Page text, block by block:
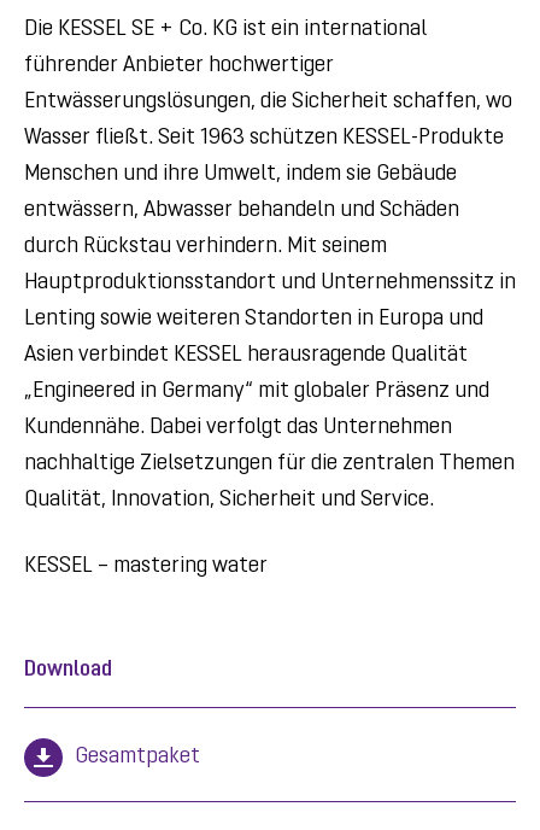
Die KESSEL SE + Co. KG ist ein international
führender Anbieter hochwertiger
Entwässerungslösungen, die Sicherheit schaffen, wo
Wasser fließt. Seit 1963 schützen KESSEL-Produkte
Menschen und ihre Umwelt, indem sie Gebäude
entwässern, Abwasser behandeln und Schäden
durch Rückstau verhindern. Mit seinem
Hauptproduktionsstandort und Unternehmenssitz in
Lenting sowie weiteren Standorten in Europa und
Asien verbindet KESSEL herausragende Qualität
„Engineered in Germany“ mit globaler Präsenz und
Kundennähe. Dabei verfolgt das Unternehmen
nachhaltige Zielsetzungen für die zentralen Themen
Qualität, Innovation, Sicherheit und Service.
KESSEL – mastering water
Download
Gesamtpaket